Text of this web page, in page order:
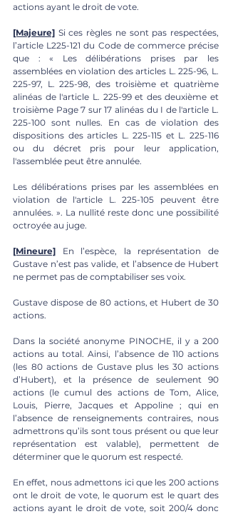
actions ayant le droit de vote.
[Majeure] Si ces règles ne sont pas respectées,
l’article L225-121 du Code de commerce précise
que : « Les délibérations prises par les
assemblées en violation des articles L. 225-96, L.
225-97, L. 225-98, des troisième et quatrième
alinéas de l'article L. 225-99 et des deuxième et
troisième Page 7 sur 17 alinéas du I de l'article L.
225-100 sont nulles. En cas de violation des
dispositions des articles L. 225-115 et L. 225-116
ou du décret pris pour leur application,
l'assemblée peut être annulée.
Les délibérations prises par les assemblées en
violation de l'article L. 225-105 peuvent être
annulées. ». La nullité reste donc une possibilité
octroyée au juge.
[Mineure] En l’espèce, la représentation de
Gustave n’est pas valide, et l’absence de Hubert
ne permet pas de comptabiliser ses voix.
Gustave dispose de 80 actions, et Hubert de 30
actions.
Dans la société anonyme PINOCHE, il y a 200
actions au total. Ainsi, l’absence de 110 actions
(les 80 actions de Gustave plus les 30 actions
d’Hubert), et la présence de seulement 90
actions (le cumul des actions de Tom, Alice,
Louis, Pierre, Jacques et Appoline ; qui en
l’absence de renseignements contraires, nous
admettrons qu’ils sont tous présent ou que leur
représentation est valable), permettent de
déterminer que le quorum est respecté.
En effet, nous admettons ici que les 200 actions
ont le droit de vote, le quorum est le quart des
actions ayant le droit de vote, soit 200/4 donc